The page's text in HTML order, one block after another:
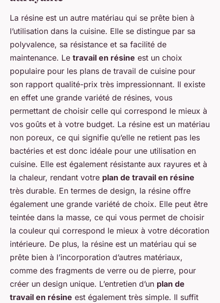
La résine est un autre matériau qui se prête bien à
l’utilisation dans la cuisine. Elle se distingue par sa
polyvalence, sa résistance et sa facilité de
maintenance. Le travail en résine est un choix
populaire pour les plans de travail de cuisine pour
son rapport qualité-prix très impressionnant. Il existe
en effet une grande variété de résines, vous
permettant de choisir celle qui correspond le mieux à
vos goûts et à votre budget. La résine est un matériau
non poreux, ce qui signifie qu’elle ne retient pas les
bactéries et est donc idéale pour une utilisation en
cuisine. Elle est également résistante aux rayures et à
la chaleur, rendant votre plan de travail en résine
très durable. En termes de design, la résine offre
également une grande variété de choix. Elle peut être
teintée dans la masse, ce qui vous permet de choisir
la couleur qui correspond le mieux à votre décoration
intérieure. De plus, la résine est un matériau qui se
prête bien à l’incorporation d’autres matériaux,
comme des fragments de verre ou de pierre, pour
créer un design unique. L’entretien d’un plan de
travail en résine est également très simple. Il suffit